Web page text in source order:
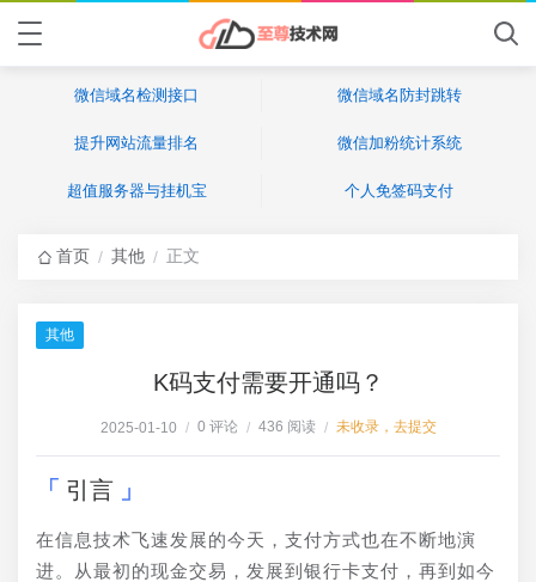
微信域名检测接口 微信域名防封跳转
提升网站流量排名 微信加粉统计系统
超值服务器与挂机宝 个人免签码支付
首页 / 其他 / 正文
其他
K码支付需要开通吗？
2025-01-10 / 0 评论 / 436 阅读 / 未收录，去提交
引言
在信息技术飞速发展的今天，支付方式也在不断地演
进。从最初的现金交易，发展到银行卡支付，再到如今